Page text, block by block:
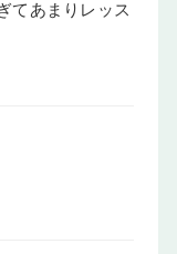
てあまりレッス